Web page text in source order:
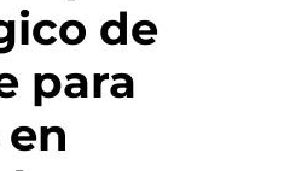
de
para